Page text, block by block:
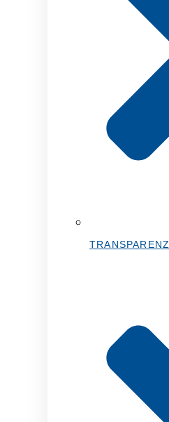
TRANSPARENZ